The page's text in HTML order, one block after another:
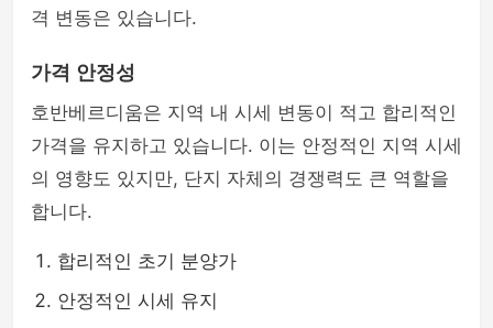
격 변동은 있습니다.
가격 안정성
호반베르디움은 지역 내 시세 변동이 적고 합리적인
가격을 유지하고 있습니다. 이는 안정적인 지역 시세
의 영향도 있지만, 단지 자체의 경쟁력도 큰 역할을
합니다.
합리적인 초기 분양가
안정적인 시세 유지